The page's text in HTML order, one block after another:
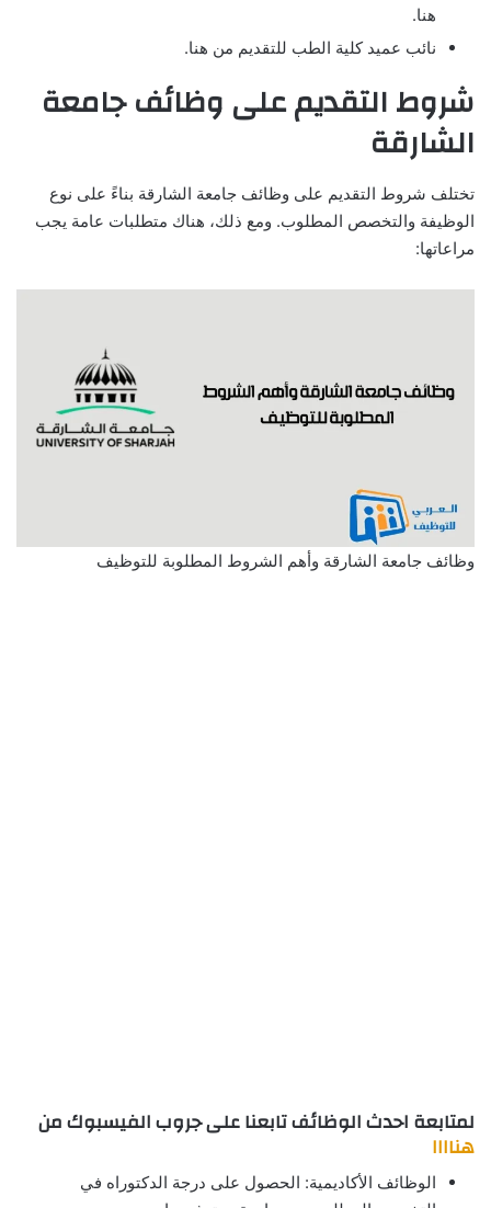
هنا.
نائب عميد كلية الطب للتقديم من هنا.
شروط التقديم على وظائف جامعة
الشارقة
تختلف شروط التقديم على وظائف جامعة الشارقة بناءً على نوع
الوظيفة والتخصص المطلوب. ومع ذلك، هناك متطلبات عامة يجب
مراعاتها:
وظائف جامعة الشارقة وأهم الشروط المطلوبة للتوظيف
لمتابعة احدث الوظائف تابعنا على جروب الفيسبوك من
هناااا
الوظائف الأكاديمية: الحصول على درجة الدكتوراه في